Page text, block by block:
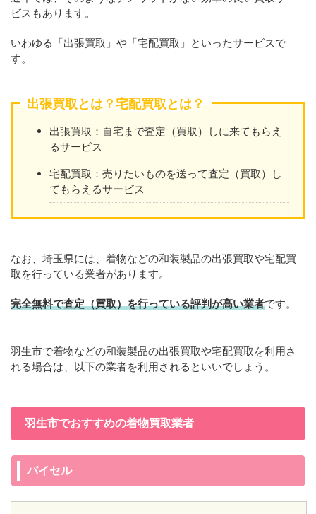
ビスもあります。
いわゆる「出張買取」や「宅配買取」といったサービスで
す。
出張買取とは？宅配買取とは？
出張買取：自宅まで査定（買取）しに来てもらえ
るサービス
宅配買取：売りたいものを送って査定（買取）し
てもらえるサービス
なお、埼玉県には、着物などの和装製品の出張買取や宅配買
取を行っている業者があります。
完全無料で査定（買取）を行っている評判が高い業者です。
羽生市で着物などの和装製品の出張買取や宅配買取を利用さ
れる場合は、以下の業者を利用されるといいでしょう。
羽生市でおすすめの着物買取業者
バイセル